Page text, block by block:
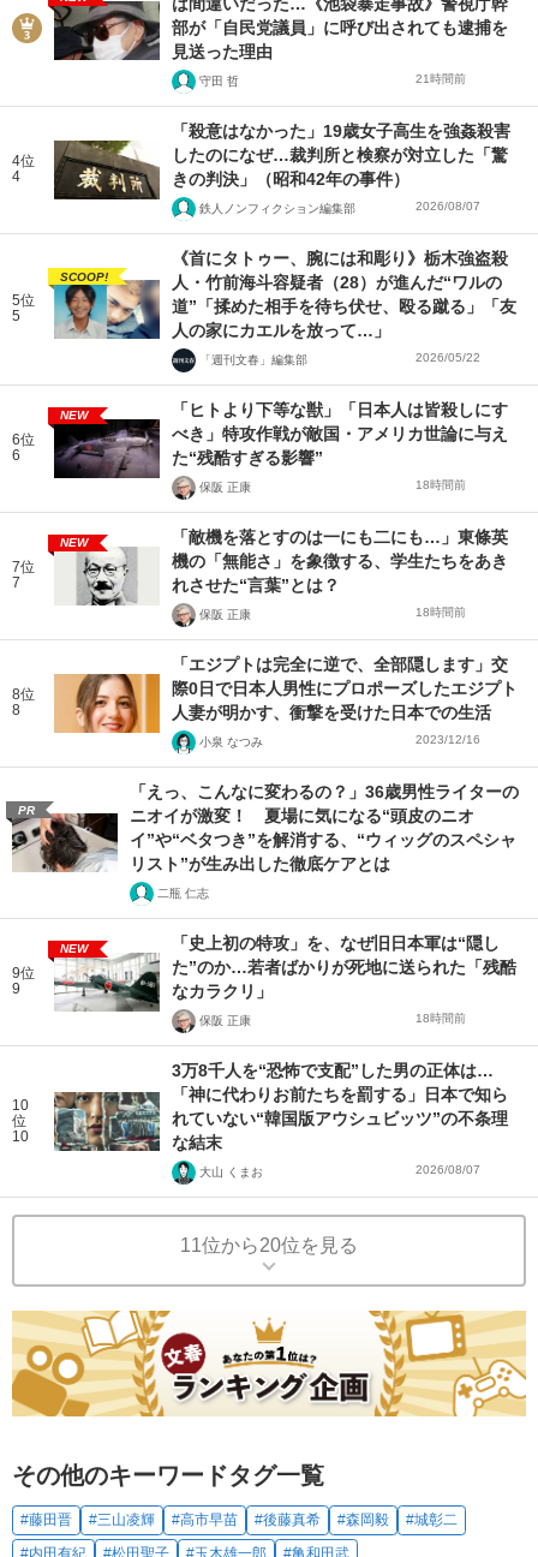
部が「自民党議員」に呼び出されても逮捕を
見送った理由
守田 哲 21時間前
4位
4
「殺意はなかった」19歳女子高生を強姦殺害
したのになぜ…裁判所と検察が対立した「驚
きの判決」（昭和42年の事件）
鉄人ノンフィクション編集部 2026/08/07
5位
5
SCOOP!
《首にタトゥー、腕には和彫り》栃木強盗殺
人・竹前海斗容疑者（28）が進んだ“ワルの
道”「揉めた相手を待ち伏せ、殴る蹴る」「友
人の家にカエルを放って…」
「週刊文春」編集部 2026/05/22
6位
6
NEW
「ヒトより下等な獣」「日本人は皆殺しにす
べき」特攻作戦が敵国・アメリカ世論に与え
た“残酷すぎる影響”
保阪 正康 18時間前
7位
7
NEW
「敵機を落とすのは一にも二にも…」東條英
機の「無能さ」を象徴する、学生たちをあき
れさせた“言葉”とは？
保阪 正康 18時間前
8位
8
「エジプトは完全に逆で、全部隠します」交
際0日で日本人男性にプロポーズしたエジプト
人妻が明かす、衝撃を受けた日本での生活
小泉 なつみ 2023/12/16
PR
「えっ、こんなに変わるの？」36歳男性ライターの
ニオイが激変！ 夏場に気になる“頭皮のニオ
イ”や“ベタつき”を解消する、“ウィッグのスペシャ
リスト”が生み出した徹底ケアとは
二瓶 仁志
9位
9
NEW
「史上初の特攻」を、なぜ旧日本軍は“隠し
た”のか…若者ばかりが死地に送られた「残酷
なカラクリ」
保阪 正康 18時間前
10
位
10
3万8千人を“恐怖で支配”した男の正体は…
「神に代わりお前たちを罰する」日本で知ら
れていない“韓国版アウシュビッツ”の不条理
な結末
大山 くまお 2026/08/07
11位から20位を見る
その他のキーワードタグ一覧
#藤田晋 #三山凌輝 #高市早苗 #後藤真希 #森岡毅
#城彰二
#内田有紀
#松田聖子 #玉木雄一郎 #亀和田武